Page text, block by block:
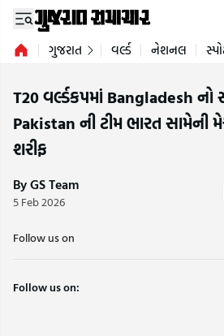
ગુજરાત વર્લ્ડ નેશનલ
T20 વર્લ્ડકપમાં Bangladesh
Pakistan ની ટીમ ભારત સામેની
શરીફ
By GS Team
5 Feb 2026
Follow us on
Follow us on: